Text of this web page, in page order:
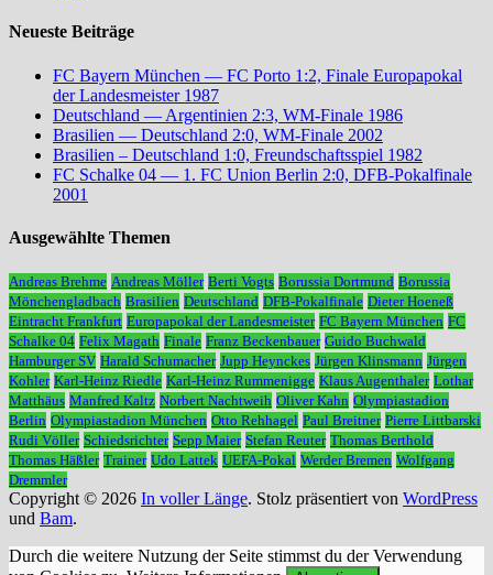
Neueste Beiträge
FC Bayern München — FC Porto 1:2, Finale Europapokal
der Landesmeister 1987
Deutschland — Argentinien 2:3, WM-Finale 1986
Brasilien — Deutschland 2:0, WM-Finale 2002
Brasilien – Deutschland 1:0, Freundschaftsspiel 1982
FC Schalke 04 — 1. FC Union Berlin 2:0, DFB-Pokalfinale
2001
Ausgewählte Themen
Andreas Brehme Andreas Möller Berti Vogts Borussia Dortmund Borussia
Mönchengladbach Brasilien Deutschland DFB-Pokalfinale Dieter Hoeneß
Eintracht Frankfurt Europapokal der Landesmeister FC Bayern München FC
Schalke 04 Felix Magath Finale Franz Beckenbauer Guido Buchwald
Hamburger SV Harald Schumacher Jupp Heynckes Jürgen Klinsmann Jürgen
Kohler Karl-Heinz Riedle Karl-Heinz Rummenigge Klaus Augenthaler Lothar
Matthäus Manfred Kaltz Norbert Nachtweih Oliver Kahn Olympiastadion
Berlin Olympiastadion München Otto Rehhagel Paul Breitner Pierre Littbarski
Rudi Völler Schiedsrichter Sepp Maier Stefan Reuter Thomas Berthold
Thomas Häßler Trainer Udo Lattek UEFA-Pokal Werder Bremen Wolfgang
Dremmler
Copyright © 2026 In voller Länge. Stolz präsentiert von WordPress
und Bam.
Durch die weitere Nutzung der Seite stimmst du der Verwendung